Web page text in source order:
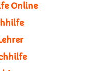
Online